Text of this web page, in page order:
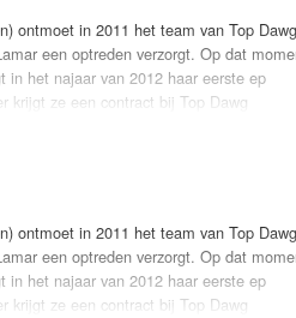
Programmabeleid
Weerman
ontmoet in 2011 het team van Top Dawg
een optreden verzorgt. Op dat
in het najaar van 2012 haar eerste ep
krijgt ze een contract bij Top Dawg
ontmoet in 2011 het team van Top Dawg
een optreden verzorgt. Op dat
in het najaar van 2012 haar eerste ep
krijgt ze een contract bij Top Dawg